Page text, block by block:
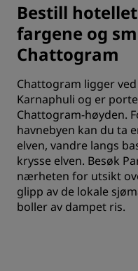
Bestill
fargene og
Chattogram
Chattogram ligger
Karnaphuli og er
Chattogram-høyden.
havnebyen kan du ta
elven, vandre langs
krysse elven. Besøk
nærheten for utsikt
glipp av de lokale
boller av dampet ris.